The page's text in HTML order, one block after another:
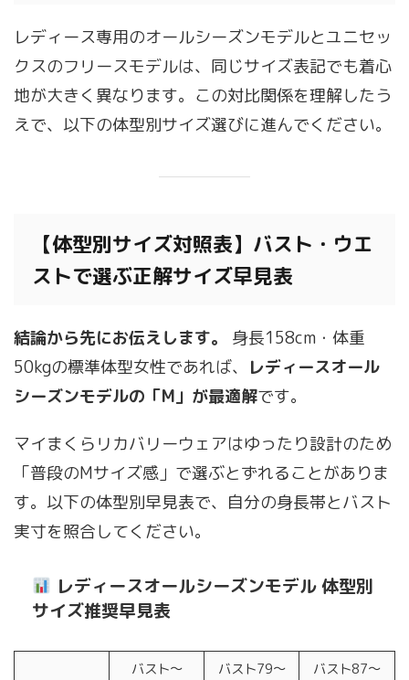
レディース専用のオールシーズンモデルとユニセッ
クスのフリースモデルは、同じサイズ表記でも着心
地が大きく異なります。この対比関係を理解したう
えで、以下の体型別サイズ選びに進んでください。
【体型別サイズ対照表】バスト・ウエ
ストで選ぶ正解サイズ早見表
結論から先にお伝えします。
身長158cm・体重
50kgの標準体型女性であれば、 レディースオール
シーズンモデルの「M」が最適解です。
マイまくらリカバリーウェアはゆったり設計のため
「普段のMサイズ感」で選ぶとずれることがありま
す。以下の体型別早見表で、自分の身長帯とバスト
実寸を照合してください。
レディースオールシーズンモデル 体型別
サイズ推奨早見表
バスト〜
バスト79〜
バスト87〜